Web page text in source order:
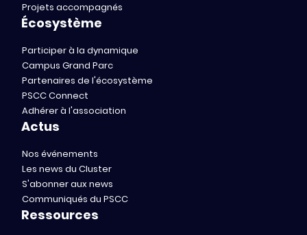
Projets accompagnés
Écosystème
Participer à la dynamique
Campus Grand Parc
Partenaires de l'écosystème
PSCC Connect
Adhérer à l'association
Actus
Nos événements
Les news du Cluster
S'abonner aux news
Communiqués du PSCC
Ressources